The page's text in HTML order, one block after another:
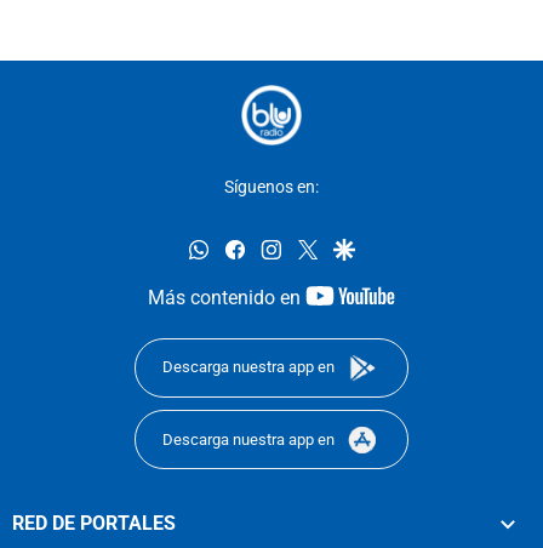
Síguenos en:
whatsappfacebookinstagram
twittergoogle
Más contenido en
youtube-
Descarga nuestra app en
Descarga nuestra app en
RED DE PORTALES